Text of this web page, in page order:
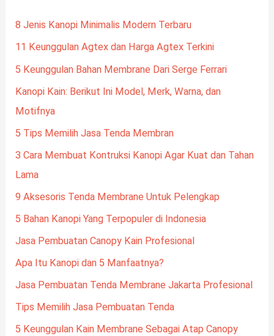
u
k
:
8 Jenis Kanopi Minimalis Modern Terbaru
11 Keunggulan Agtex dan Harga Agtex Terkini
5 Keunggulan Bahan Membrane Dari Serge Ferrari
Kanopi Kain: Berikut Ini Model, Merk, Warna, dan
Motifnya
5 Tips Memilih Jasa Tenda Membran
3 Cara Membuat Kontruksi Kanopi Agar Kuat dan Tahan
Lama
9 Aksesoris Tenda Membrane Untuk Pelengkap
5 Bahan Kanopi Yang Terpopuler di Indonesia
Jasa Pembuatan Canopy Kain Profesional
Apa Itu Kanopi dan 5 Manfaatnya?
Jasa Pembuatan Tenda Membrane Jakarta Profesional
Tips Memilih Jasa Pembuatan Tenda
5 Keunggulan Kain Membrane Sebagai Atap Canopy